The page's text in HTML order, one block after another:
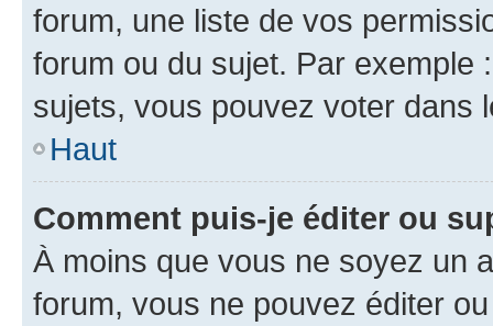
forum, une liste de vos
forum ou du sujet. Par exemple
sujets, vous pouvez voter dans
Haut
Comment puis-je éditer ou
À moins que vous ne soyez un
forum, vous ne pouvez éditer